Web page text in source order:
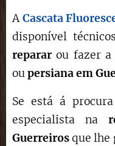
ACascata
disponível
reparar ou fazer
oupersiana em
Se está á
especialista na
Guerreirosque lhe